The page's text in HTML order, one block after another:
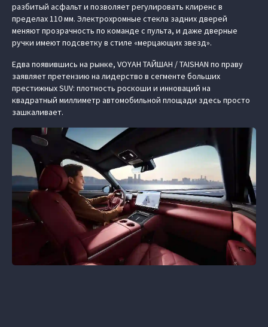
разбитый асфальт и позволяет регулировать клиренс в
пределах 110 мм. Электрохромные стекла задних дверей
меняют прозрачность по команде с пульта, и даже дверные
ручки имеют подсветку в стиле «мерцающих звезд».
Едва появившись на рынке, VOYAH ТАЙШАН / TAISHAN по праву
заявляет претензию на лидерство в сегменте больших
престижных SUV: плотность роскоши и инноваций на
квадратный миллиметр автомобильной площади здесь просто
зашкаливает.